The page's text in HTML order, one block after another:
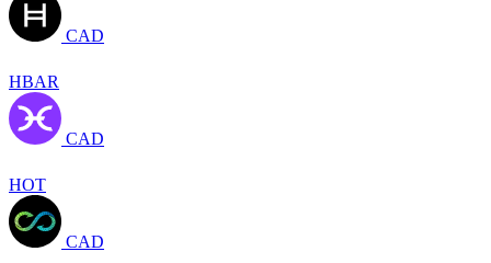
CAD
HBAR
CAD
HOT
CAD